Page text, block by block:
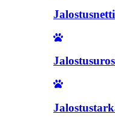
Jalostusnetti